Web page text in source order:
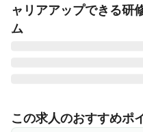
ャリアアップできる研
ム
社ウチヤマホールディング
した基盤と誠実な運営に力
この求人のおすすめポ